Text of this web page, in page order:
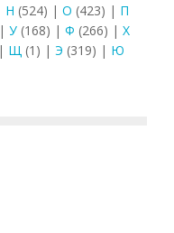
Н (524) | О (423) | П
| У (168) | Ф (266) | Х
| Щ (1) | Э (319) | Ю